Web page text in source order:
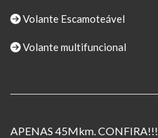
Volante Escamoteável
Volante multifuncional
APENAS 45Mkm. CONFIRA!!!